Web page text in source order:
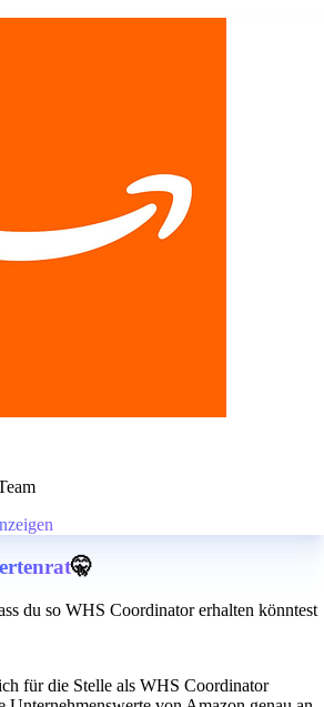
🤫
du so WHS Coordinator erhalten könntest
für die Stelle als WHS Coordinator